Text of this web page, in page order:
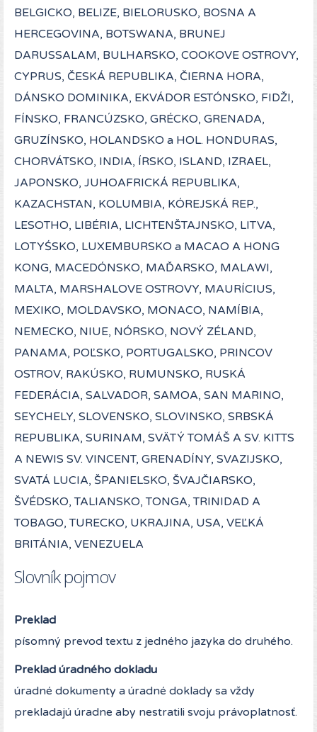
BELGICKO, BELIZE, BIELORUSKO, BOSNA A
HERCEGOVINA, BOTSWANA, BRUNEJ
DARUSSALAM, BULHARSKO, COOKOVE OSTROVY,
CYPRUS, ČESKÁ REPUBLIKA, ČIERNA HORA,
DÁNSKO DOMINIKA, EKVÁDOR ESTÓNSKO, FIDŽI,
FÍNSKO, FRANCÚZSKO, GRÉCKO, GRENADA,
GRUZÍNSKO, HOLANDSKO a HOL. HONDURAS,
CHORVÁTSKO, INDIA, ÍRSKO, ISLAND, IZRAEL,
JAPONSKO, JUHOAFRICKÁ REPUBLIKA,
KAZACHSTAN, KOLUMBIA, KÓREJSKÁ REP.,
LESOTHO, LIBÉRIA, LICHTENŠTAJNSKO, LITVA,
LOTYŚSKO, LUXEMBURSKO a MACAO A HONG
KONG, MACEDÓNSKO, MAĎARSKO, MALAWI,
MALTA, MARSHALOVE OSTROVY, MAURÍCIUS,
MEXIKO, MOLDAVSKO, MONACO, NAMÍBIA,
NEMECKO, NIUE, NÓRSKO, NOVÝ ZÉLAND,
PANAMA, POĽSKO, PORTUGALSKO, PRINCOV
OSTROV, RAKÚSKO, RUMUNSKO, RUSKÁ
FEDERÁCIA, SALVADOR, SAMOA, SAN MARINO,
SEYCHELY, SLOVENSKO, SLOVINSKO, SRBSKÁ
REPUBLIKA, SURINAM, SVÄTÝ TOMÁŠ A SV. KITTS
A NEWIS SV. VINCENT, GRENADÍNY, SVAZIJSKO,
SVATÁ LUCIA, ŠPANIELSKO, ŠVAJČIARSKO,
ŠVÉDSKO, TALIANSKO, TONGA, TRINIDAD A
TOBAGO, TURECKO, UKRAJINA, USA, VEĽKÁ
BRITÁNIA, VENEZUELA
Slovník pojmov
Preklad
písomný prevod textu z jedného jazyka do druhého.
Preklad úradného dokladu
úradné dokumenty a úradné doklady sa vždy
prekladajú úradne aby nestratili svoju právoplatnosť.